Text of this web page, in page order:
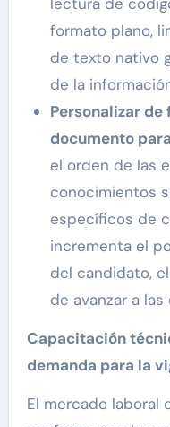
formato plano,
de texto nativo
de la
Personalizar
documento
el orden de las
conocimientos
específicos de
incrementa el
del candidato,
de avanzar a
Capacitación
demanda para la
El mercado laboral